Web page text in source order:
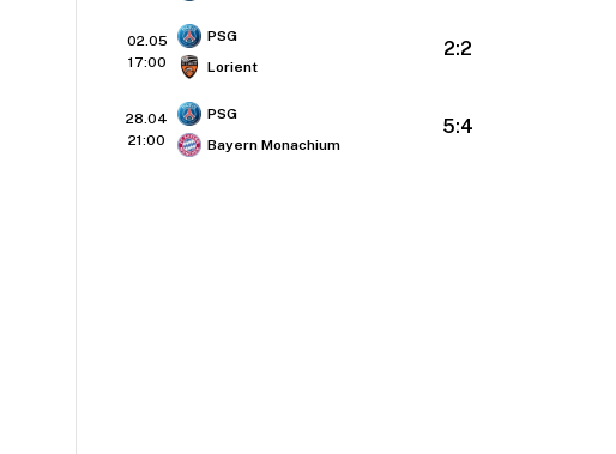
02.05
17:00
PSG
Lorient
2:2
28.04
21:00
PSG
Bayern Monachium
5:4